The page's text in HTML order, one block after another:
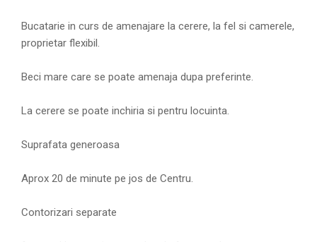
Bucatarie in curs de amenajare la cerere, la fel si camerele,
proprietar flexibil.
Beci mare care se poate amenaja dupa preferinte.
La cerere se poate inchiria si pentru locuinta.
Suprafata generoasa
Aprox 20 de minute pe jos de Centru.
Contorizari separate